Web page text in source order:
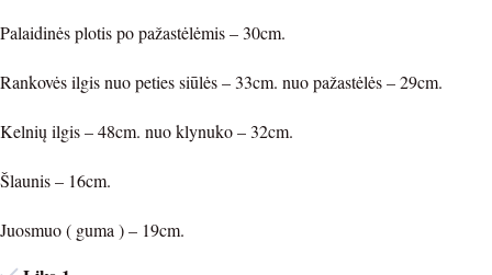
Palaidinės plotis po pažastėlėmis – 30cm.
Rankovės ilgis nuo peties siūlės – 33cm. nuo pažastėlės – 29cm.
Kelnių ilgis – 48cm. nuo klynuko – 32cm.
Šlaunis – 16cm.
Juosmuo ( guma ) – 19cm.